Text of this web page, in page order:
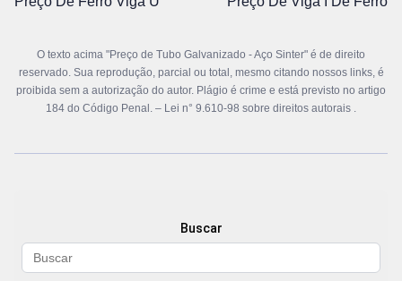
O texto acima "Preço de Tubo Galvanizado - Aço Sinter" é de direito
reservado. Sua reprodução, parcial ou total, mesmo citando nossos links, é
proibida sem a autorização do autor. Plágio é crime e está previsto no artigo
184 do Código Penal. – Lei n° 9.610-98 sobre direitos autorais .
Buscar